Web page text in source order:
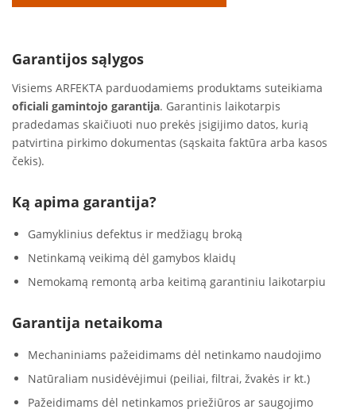
Garantijos sąlygos
Visiems ARFEKTA parduodamiems produktams suteikiama
oficiali gamintojo garantija. Garantinis laikotarpis
pradedamas skaičiuoti nuo prekės įsigijimo datos, kurią
patvirtina pirkimo dokumentas (sąskaita faktūra arba kasos
čekis).
Ką apima garantija?
Gamyklinius defektus ir medžiagų broką
Netinkamą veikimą dėl gamybos klaidų
Nemokamą remontą arba keitimą garantiniu laikotarpiu
Garantija netaikoma
Mechaniniams pažeidimams dėl netinkamo naudojimo
Natūraliam nusidėvėjimui (peiliai, filtrai, žvakės ir kt.)
Pažeidimams dėl netinkamos priežiūros ar saugojimo